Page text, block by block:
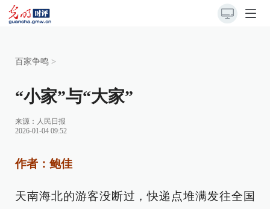
百家争鸣 >
“小家”与“大家”
来源： 人民日报
2026-01-04 09:52
作者：鲍佳
天南海北的游客没断过，快递点堆满发往全国